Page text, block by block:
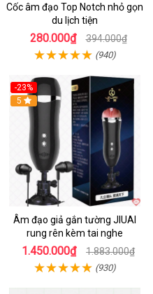
Cốc âm đạo Top Notch nhỏ gọn
du lịch tiện
280.000₫ 394.000₫
(940)
-23%
5
Âm đạo giả gắn tường JIUAI
rung rên kèm tai nghe
1.450.000₫ 1.883.000₫
(930)